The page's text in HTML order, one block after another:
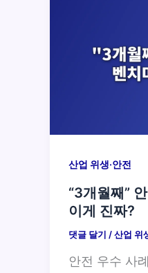
산업 위생·안전
“3개월째”
이게 진짜?
댓글 달기 /산업 위
안전 우수 사